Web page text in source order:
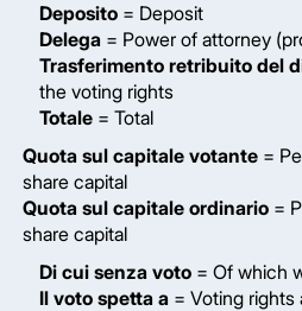
Deposito = Deposit
Delega = Power of attorney
Trasferimento retribuito del
the voting rights
Totale = Total
Quota sul capitale votante =
share capital
Quota sul capitale ordinario =
share capital
Di cui senza voto = Of which
Il voto spetta a = Voting rights